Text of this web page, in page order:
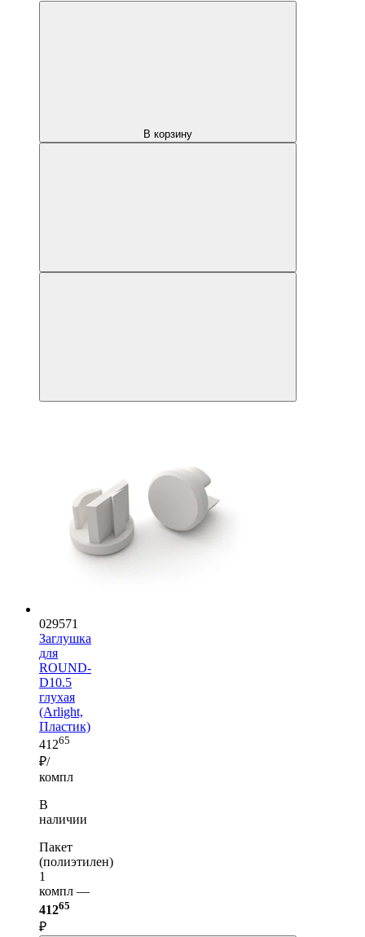
В корзину
029571
Заглушка
для
ROUND-
D10.5
глухая
(Arlight,
Пластик)
41265
₽/
компл
В
наличии
Пакет
(полиэтилен)
1
компл —
41265
₽